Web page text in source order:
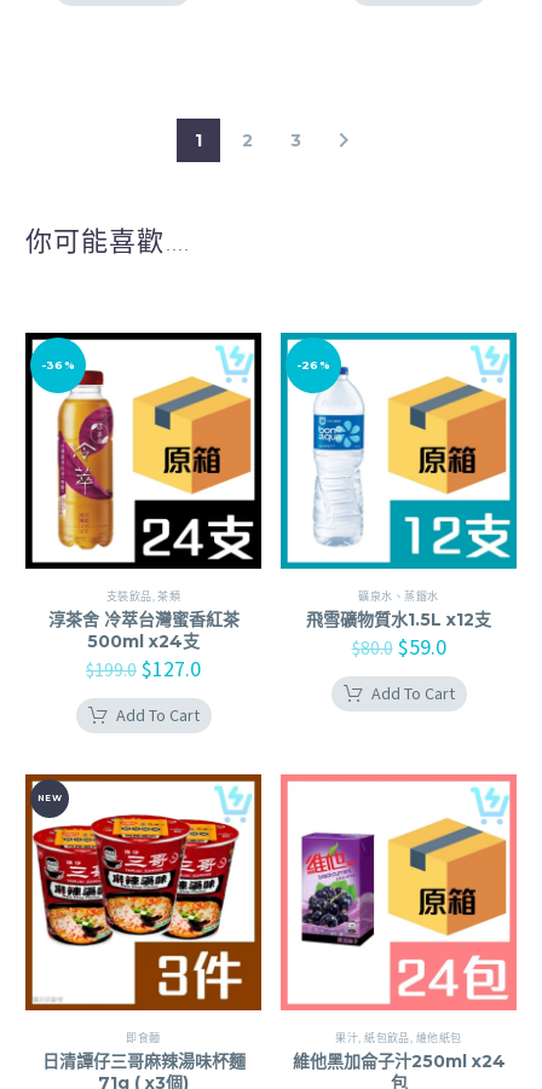
1 2 3
你可能喜歡....
-36%
支裝飲品 ,茶類
淳茶舍 冷萃台灣蜜香紅茶
500ml x24支
$199.0 $127.0
Add To Cart
-26%
礦泉水、蒸餾水
飛雪礦物質水1.5L x12支
$80.0 $59.0
Add To Cart
NEW
即食麵
日清譚仔三哥麻辣湯味杯麵
71g ( x3個)
果汁 ,紙包飲品 維他紙包
維他黑加侖子汁250ml x24
包